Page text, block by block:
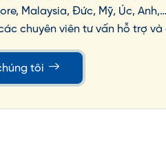
Malaysia, Đức, Mỹ, Úc, Anh,…
chuyên viên tư vấn hỗ trợ
tôi